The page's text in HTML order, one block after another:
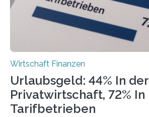
Wirtschaft Finanzen
Urlaubsgeld: 44% In der
Privatwirtschaft, 72% In
Tarifbetrieben